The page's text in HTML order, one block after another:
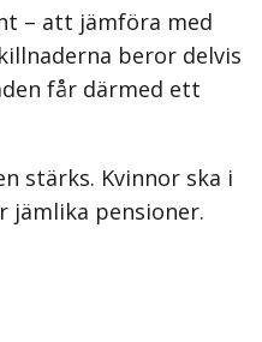
– att jämföra med
beror delvis
får därmed ett
stärks. Kvinnor ska i
jämlika pensioner.